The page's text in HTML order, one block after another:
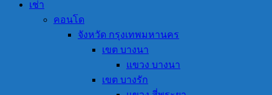
เช่า
คอนโด
จังหวัด กรุงเทพมหานคร
เขต บางนา
แขวง บางนา
เขต บางรัก